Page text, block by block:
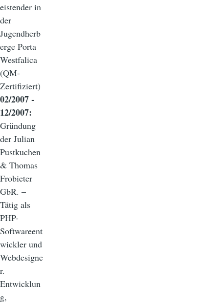
eistender in
der
Jugendherb
erge Porta
Westfalica
(QM-
Zertifiziert)
02/2007 -
12/2007:
Gründung
der Julian
Pustkuchen
& Thomas
Frobieter
GbR. –
Tätig als
PHP-
Softwareent
wickler und
Webdesigne
r.
Entwicklun
g,